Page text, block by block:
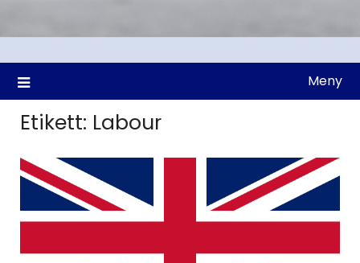
Meny
Etikett: Labour